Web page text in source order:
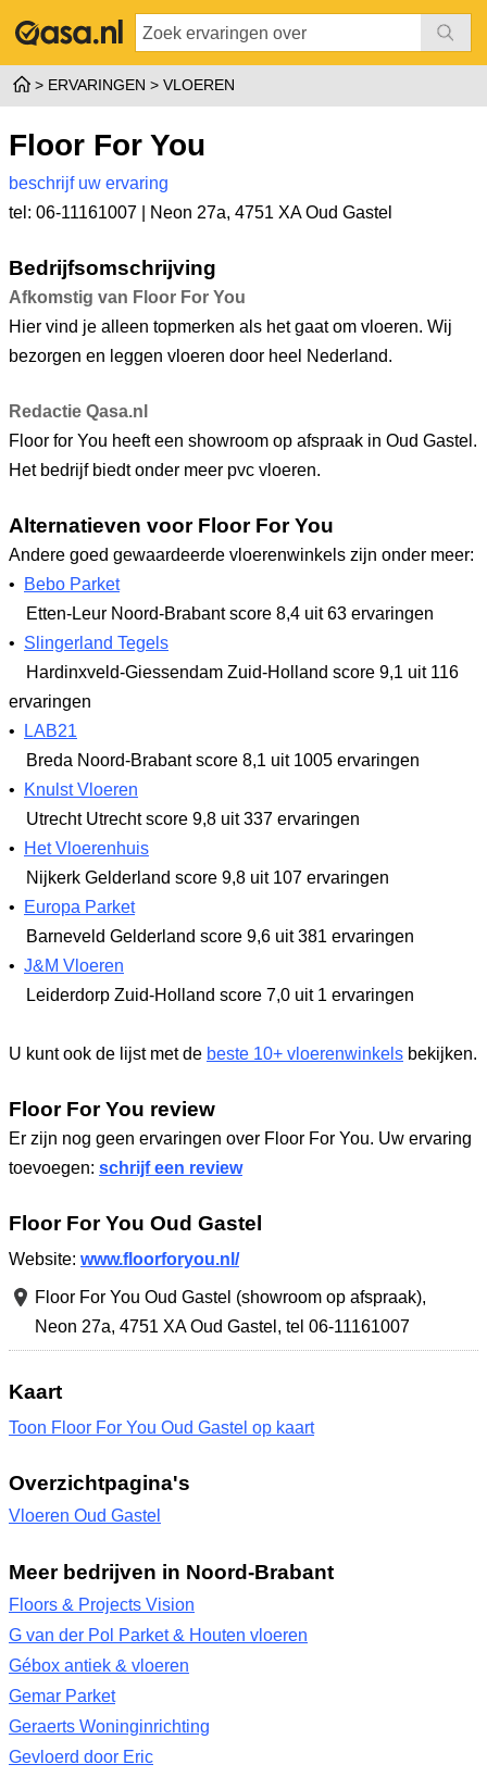
ERVARINGEN VLOEREN
Floor For You
beschrijf uw ervaring
tel: 06-11161007 |
Neon 27a, 4751 XA Oud Gastel
Bedrijfsomschrijving
Afkomstig van Floor For You
Hier vind je alleen topmerken als het gaat om vloeren. Wij
bezorgen en leggen vloeren door heel Nederland.
Redactie Qasa.nl
Floor for You heeft een showroom op afspraak in Oud Gastel.
Het bedrijf biedt onder meer pvc vloeren.
Alternatieven voor Floor For You
Andere goed gewaardeerde vloerenwinkels zijn onder meer:
•
Bebo Parket
Etten-Leur Noord-Brabantscore 8,4 uit 63 ervaringen
• Slingerland Tegels
Hardinxveld-Giessendam Zuid-Holland score 9,1 uit 116
ervaringen
•
LAB21
Breda Noord-Brabantscore 8,1 uit 1005 ervaringen
•
Knulst Vloeren
Utrecht Utrechtscore 9,8 uit 337 ervaringen
•
Het Vloerenhuis
Nijkerk Gelderland score 9,8 uit 107 ervaringen
•
Europa Parket
Barneveld Gelderland score 9,6 uit 381 ervaringen
• J&M Vloeren
Leiderdorp Zuid-Holland score 7,0 uit 1 ervaringen
U kunt ook de lijst met de beste 10+ vloerenwinkels bekijken.
Floor For You review
Er zijn nog geen ervaringen over Floor For You. Uw ervaring
toevoegen: schrijf een review
Floor For You Oud Gastel
Website: www.floorforyou.nl/
Floor For You Oud Gastel (showroom op afspraak),
Neon 27a, 4751 XA Oud Gastel , tel 06-11161007
Kaart
Toon Floor For You Oud Gastel op kaart
Overzichtpagina's
Vloeren Oud Gastel
Meer bedrijven in Noord-Brabant
Floors & Projects Vision
G van der Pol Parket & Houten vloeren
Gébox antiek & vloeren
Gemar Parket
Geraerts Woninginrichting
Gevloerd door Eric